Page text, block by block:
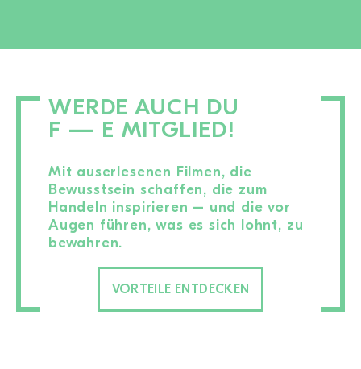
WERDE AUCH DU
F — E MITGLIED!
Mit auserlesenen Filmen, die
Bewusstsein schaffen, die zum
Handeln inspirieren – und die vor
Augen führen, was es sich lohnt, zu
bewahren.
VORTEILE ENTDECKEN